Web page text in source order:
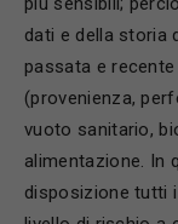
dati e della storia
passata e recente
(provenienza,
vuoto sanitario,
alimentazione. In
disposizione tutti